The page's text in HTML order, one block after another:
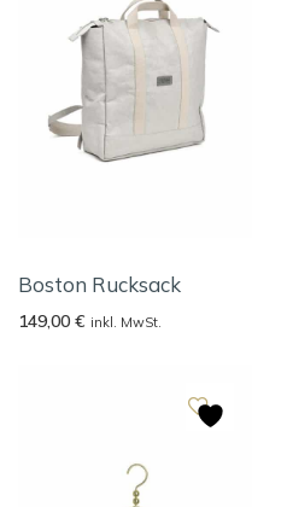
Boston Rucksack
149,00 € inkl. MwSt.